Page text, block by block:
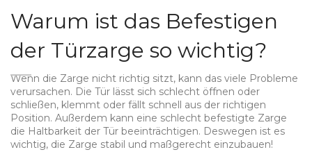
Warum ist das Befestigen
der Türzarge so wichtig?
Wenn die Zarge nicht richtig sitzt, kann das viele Probleme
verursachen. Die Tür lässt sich schlecht öffnen oder
schließen, klemmt oder fällt schnell aus der richtigen
Position. Außerdem kann eine schlecht befestigte Zarge
die Haltbarkeit der Tür beeinträchtigen. Deswegen ist es
wichtig, die Zarge stabil und maßgerecht einzubauen!